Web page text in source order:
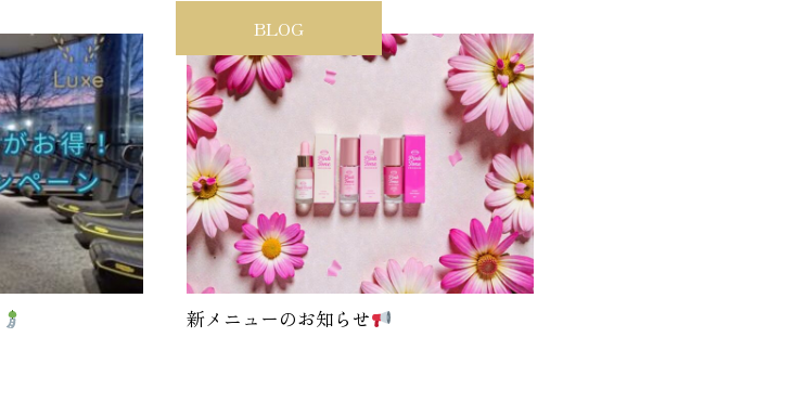
BLOG
新メニューのお知らせ